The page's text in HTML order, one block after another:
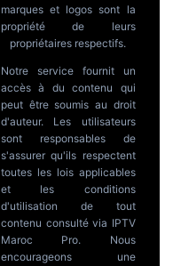
marques et logos sont la
propriété de leurs
propriétaires respectifs.
Notre service fournit un
accès à du contenu qui
peut être soumis au droit
d'auteur. Les utilisateurs
sont responsables de
s'assurer qu'ils respectent
toutes les lois applicables
et les conditions
d'utilisation de tout
contenu consulté via IPTV
Maroc Pro. Nous
encourageons une